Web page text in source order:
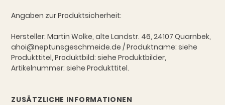
Angaben zur Produktsicherheit:
Hersteller: Martin Wolke, alte Landstr. 46, 24107 Quarnbek,
ahoi@neptunsgeschmeide.de / Produktname: siehe
Produkttitel, Produktbild: siehe Produktbilder,
Artikelnummer: siehe Produkttitel.
ZUSÄTZLICHE INFORMATIONEN